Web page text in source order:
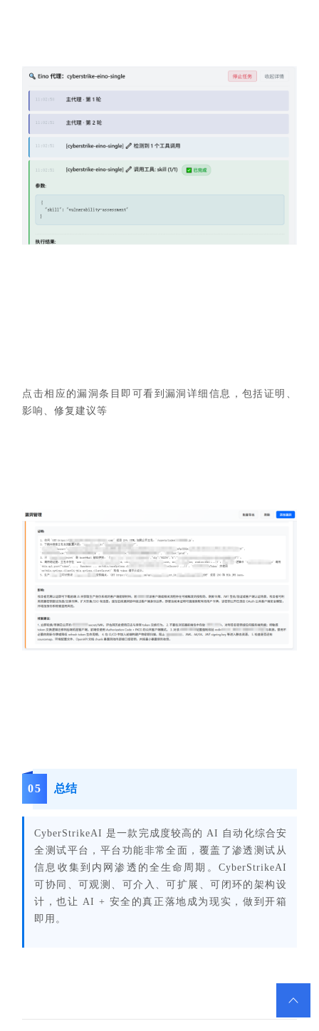
点击相应的漏洞条目即可看到漏洞详细信息，包括证明、
影响、修复建议等
05 总结
CyberStrikeAI 是一款完成度较高的 AI 自动化综合安
全测试平台，平台功能非常全面，覆盖了渗透测试从
信息收集到内网渗透的全生命周期。CyberStrikeAI
可协同、可观测、可介入、可扩展、可闭环的架构设
计，也让 AI + 安全的真正落地成为现实，做到开箱
即用。
